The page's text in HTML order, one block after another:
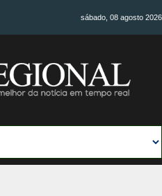
sábado, 08 agosto 2026